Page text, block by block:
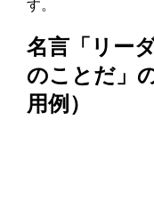
す。
名言「リー
のことだ」
用例）